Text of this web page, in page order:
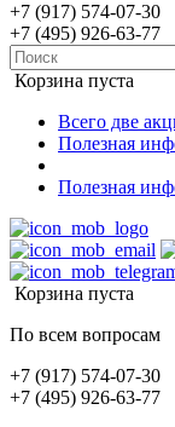
+7 (917) 574-07-30
+7 (495) 926-63-77
Корзина пуста
Всего две
Полезная
Полезная
Корзина пуста
По всем вопросам
+7 (917) 574-07-30
+7 (495) 926-63-77